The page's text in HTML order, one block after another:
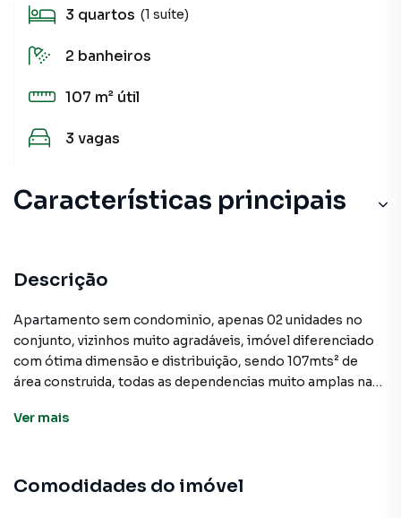
3 quartos (1 suíte)
2 banheiros
107 m² útil
3 vagas
Características principais
Aquecimento Elétrico
Sala de estar
Sala de Jantar
Armário Banheiro
Descrição
Apartamento sem condominio, apenas 02 unidades no
conjunto, vizinhos muito agradáveis, imóvel diferenciado
com ótima dimensão e distribuição, sendo 107mts² de
área construida, todas as dependencias muito amplas na
banheiros, 03 vagas de garagem, banheiro, cozinha
bem guarnecido com supermercado,
Ver mais
Comodidades do imóvel